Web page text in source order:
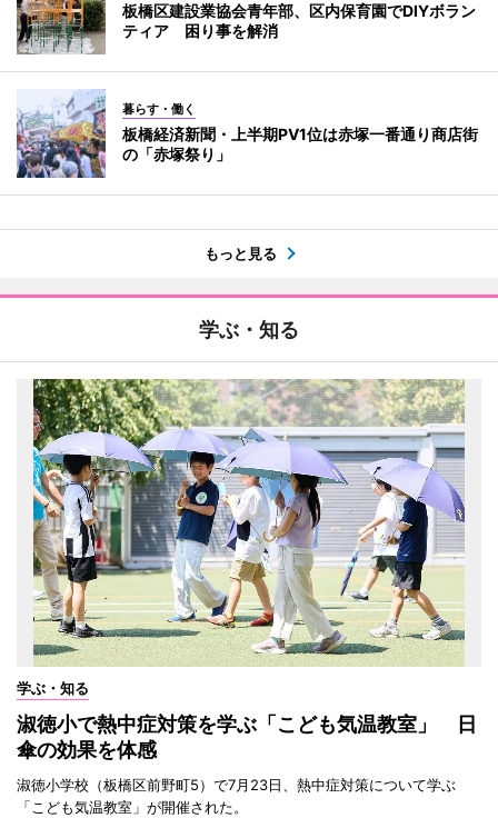
板橋区建設業協会青年部、区内保育園でDIYボラン
ティア 困り事を解消
暮らす・働く
板橋経済新聞・上半期PV1位は赤塚一番通り商店街
の「赤塚祭り」
もっと見る
学ぶ・知る
学ぶ・知る
淑徳小で熱中症対策を学ぶ「こども気温教室」 日
傘の効果を体感
淑徳小学校（板橋区前野町5）で7月23日、熱中症対策について学ぶ
「こども気温教室」が開催された。